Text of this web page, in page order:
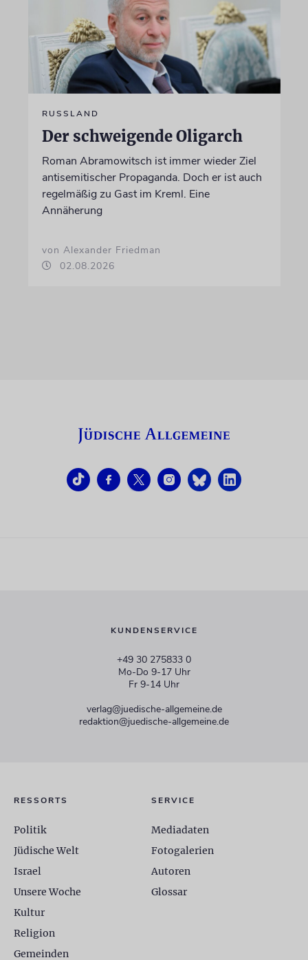
RUSSLAND
Der schweigende Oligarch
Roman Abramowitsch ist immer wieder Ziel
antisemitischer Propaganda. Doch er ist auch
regelmäßig zu Gast im Kreml. Eine
Annäherung
von Alexander Friedman
02.08.2026
KUNDENSERVICE
+49 30 275833 0
Mo-Do 9-17 Uhr
Fr 9-14 Uhr
verlag@juedische-allgemeine.de
redaktion@juedische-allgemeine.de
RESSORTS
Politik
Jüdische Welt
Israel
Unsere Woche
Kultur
Religion
Gemeinden
SERVICE
Mediadaten
Fotogalerien
Autoren
Glossar